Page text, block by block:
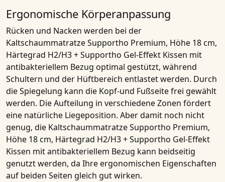
Ergonomische Körperanpassung
Rücken und Nacken werden bei der
Kaltschaummatratze Supportho Premium, Höhe 18 cm,
Härtegrad H2/H3 + Supportho Gel-Effekt Kissen mit
antibakteriellem Bezug optimal gestützt, während
Schultern und der Hüftbereich entlastet werden. Durch
die Spiegelung kann die Kopf-und Fußseite frei gewählt
werden. Die Aufteilung in verschiedene Zonen fördert
eine natürliche Liegeposition. Aber damit noch nicht
genug, die Kaltschaummatratze Supportho Premium,
Höhe 18 cm, Härtegrad H2/H3 + Supportho Gel-Effekt
Kissen mit antibakteriellem Bezug kann beidseitig
genutzt werden, da Ihre ergonomischen Eigenschaften
auf beiden Seiten gleich gut wirken.